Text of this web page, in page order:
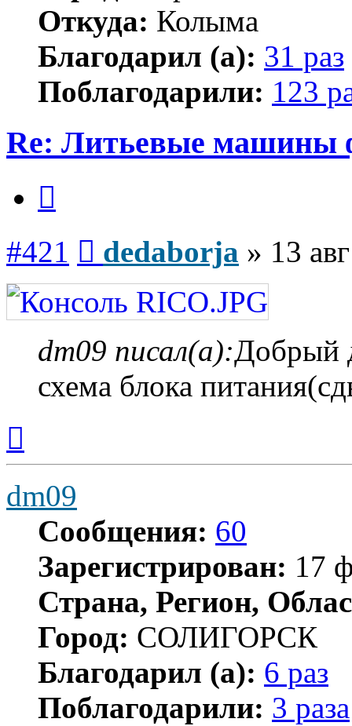
Откуда: Колыма
Благодарил (а): 31 раз
Поблагодарили: 123
Re: Литьевые машины
#421 dedaborja » 13
dm09 писал(а):Добрый
схема блока
началу
dm09
Сообщения: 60
Зарегистрирован: 17
Страна, Регион,
Город: СОЛИГОРСК
Благодарил (а): 6 раз
Поблагодарили: 3 раза